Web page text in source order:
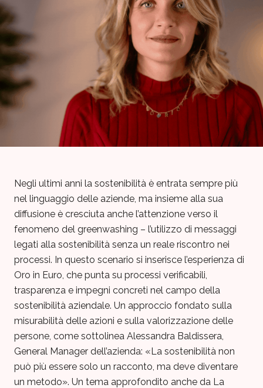
Negli ultimi anni la sostenibilità è entrata sempre più
nel linguaggio delle aziende, ma insieme alla sua
diffusione è cresciuta anche l’attenzione verso il
fenomeno del greenwashing – l’utilizzo di messaggi
legati alla sostenibilità senza un reale riscontro nei
processi. In questo scenario si inserisce l’esperienza di
Oro in Euro, che punta su processi verificabili,
trasparenza e impegni concreti nel campo della
sostenibilità aziendale. Un approccio fondato sulla
misurabilità delle azioni e sulla valorizzazione delle
persone, come sottolinea Alessandra Baldissera,
General Manager dell’azienda: «La sostenibilità non
può più essere solo un racconto, ma deve diventare
un metodo». Un tema approfondito anche da La